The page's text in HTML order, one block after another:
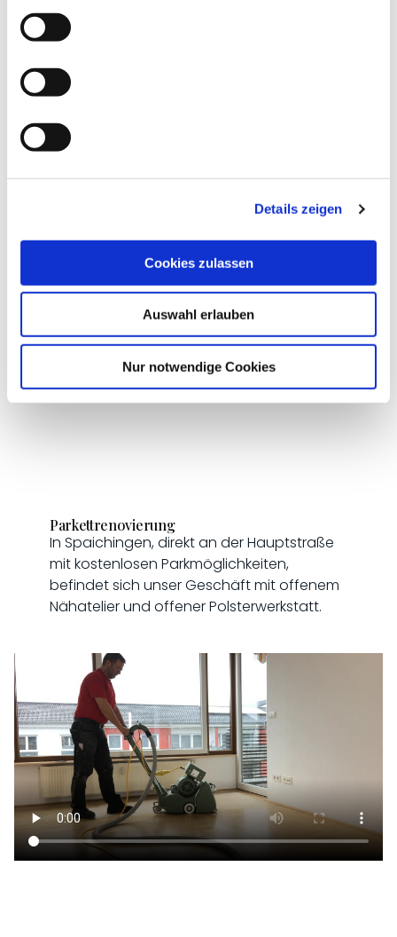
Details zeigen
Cookies zulassen
Auswahl erlauben
Nur notwendige Cookies
Parkettrenovierung
In Spaichingen, direkt an der Hauptstraße
mit kostenlosen Parkmöglichkeiten,
befindet sich unser Geschäft mit offenem
Nähatelier und offener Polsterwerkstatt.